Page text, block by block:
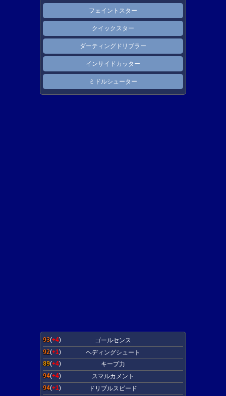
フェイントスター
クイックスター
ダーティングドリブラー
インサイドカッター
ミドルシューター
93(+4)
ゴールセンス
92(+1)
ヘディングシュート
89(+4)
キープ力
94(+4)
スマルカメント
94(+1) ドリブルスピード